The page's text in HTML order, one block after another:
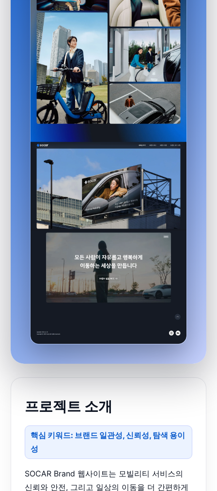
프로젝트 소개
핵심 키워드: 브랜드 일관성, 신뢰성, 탐색 용이
성
SOCAR Brand 웹사이트는 모빌리티 서비스의
신뢰와 안전, 그리고 일상의 이동을 더 간편하게